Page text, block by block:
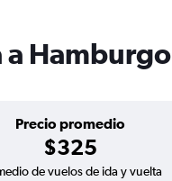
a Hamburgo
Precio promedio
$325
de vuelos de ida y vuelta